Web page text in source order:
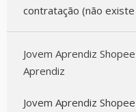
contratação (não
Jovem Aprendiz
Aprendiz
Jovem Aprendiz